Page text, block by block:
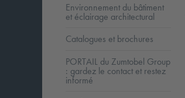
Environnement du bâtiment
et éclairage architectural
Catalogues et brochures
PORTAIL du Zumtobel Group
: gardez le contact et restez
informé